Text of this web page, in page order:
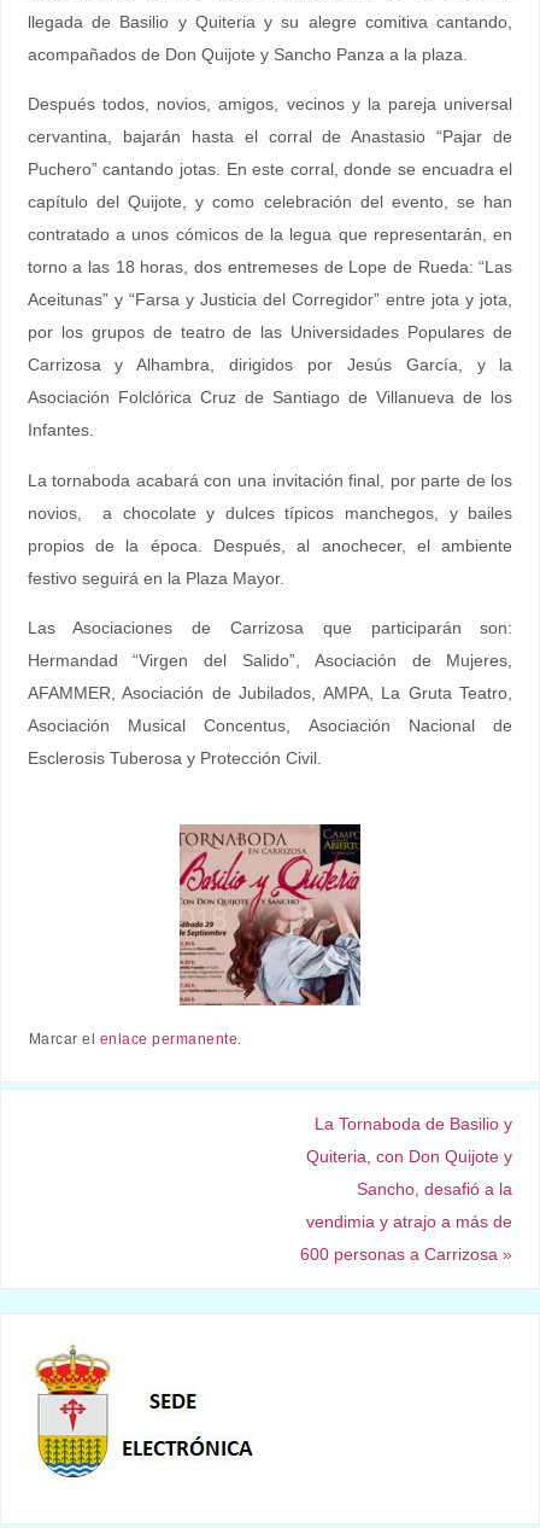
llegada de Basilio y Quiteria y su alegre comitiva cantando,
acompañados de Don Quijote y Sancho Panza a la plaza.
Después todos, novios, amigos, vecinos y la pareja universal
cervantina, bajarán hasta el corral de Anastasio “Pajar de
Puchero” cantando jotas. En este corral, donde se encuadra el
capítulo del Quijote, y como celebración del evento, se han
contratado a unos cómicos de la legua que representarán, en
torno a las 18 horas, dos entremeses de Lope de Rueda: “Las
Aceitunas” y “Farsa y Justicia del Corregidor” entre jota y jota,
por los grupos de teatro de las Universidades Populares de
Carrizosa y Alhambra, dirigidos por Jesús García, y la
Asociación Folclórica Cruz de Santiago de Villanueva de los
Infantes.
La tornaboda acabará con una invitación final, por parte de los
novios, a chocolate y dulces típicos manchegos, y bailes
propios de la época. Después, al anochecer, el ambiente
festivo seguirá en la Plaza Mayor.
Las Asociaciones de Carrizosa que participarán son:
Hermandad “Virgen del Salido”, Asociación de Mujeres,
AFAMMER, Asociación de Jubilados, AMPA, La Gruta Teatro,
Asociación Musical Concentus, Asociación Nacional de
Esclerosis Tuberosa y Protección Civil.
Marcar el enlace permanente.
La Tornaboda de Basilio y
Quiteria, con Don Quijote y
Sancho, desafió a la
vendimia y atrajo a más de
600 personas a Carrizosa»